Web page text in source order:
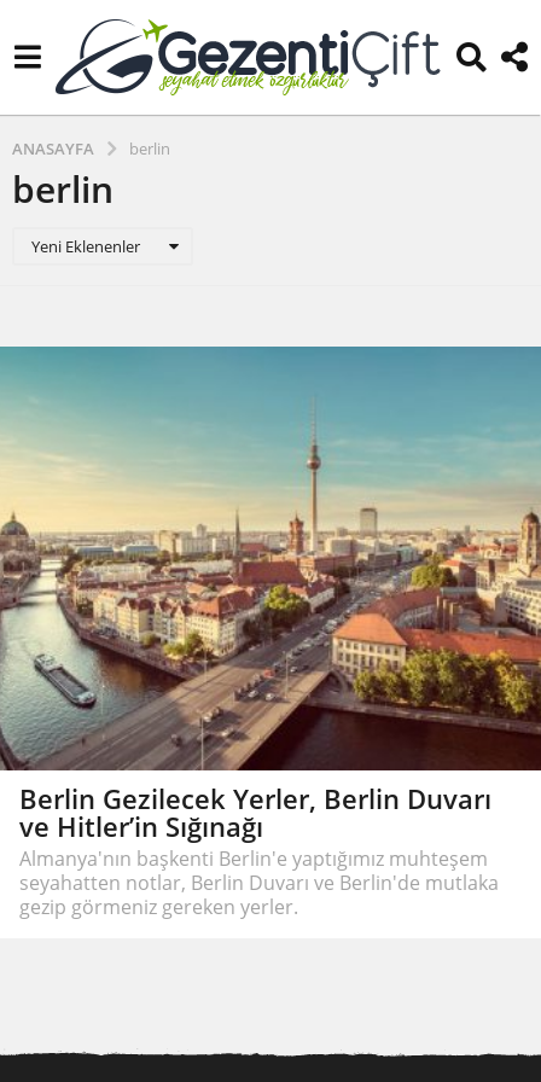
ANASAYFA berlin
berlin
Yeni Eklenenler
Berlin Gezilecek Yerler, Berlin Duvarı
ve Hitler’in Sığınağı
Almanya'nın başkenti Berlin'e yaptığımız muhteşem
seyahatten notlar, Berlin Duvarı ve Berlin'de mutlaka
gezip görmeniz gereken yerler.